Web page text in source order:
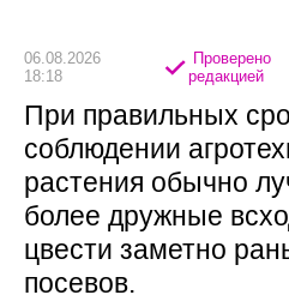
06.08.2026
18:18
Проверено
редакцией
При правильных
соблюдении
растения обычно
более дружные
цвести заметно
посевов.